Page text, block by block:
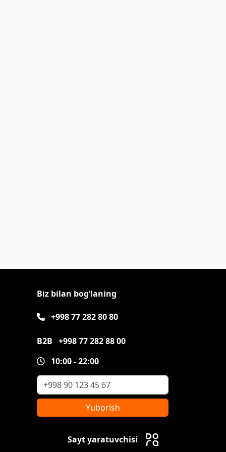
Biz bilan bog‘laning
+998 77 282 80 80
B2B +998 77 282 88 00
10:00 - 22:00
Yuborish
Sayt yaratuvchisi